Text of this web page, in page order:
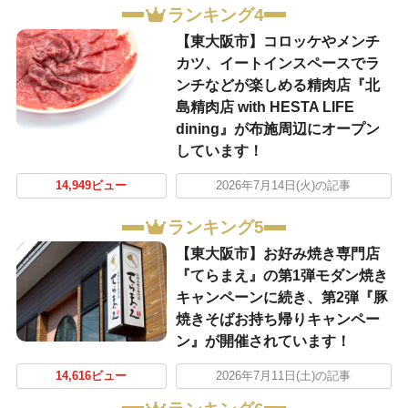
ランキング4
【東大阪市】コロッケやメンチ
カツ、イートインスペースでラ
ンチなどが楽しめる精肉店『北
島精肉店 with HESTA LIFE
dining』が布施周辺にオープン
しています！
14,949ビュー 2026年7月14日(火)の記事
ランキング5
【東大阪市】お好み焼き専門店
『てらまえ』の第1弾モダン焼き
キャンペーンに続き、第2弾『豚
焼きそばお持ち帰りキャンペー
ン』が開催されています！
14,616ビュー 2026年7月11日(土)の記事